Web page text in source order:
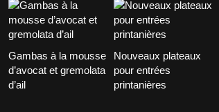
Gambas à la mousse
d’avocat et gremolata
d’ail
Nouveaux plateaux
pour entrées
printanières